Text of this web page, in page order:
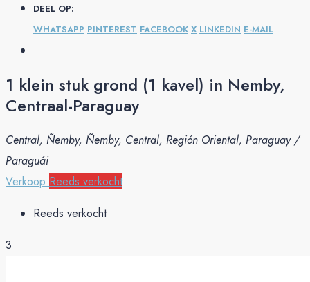
DEEL OP:
WHATSAPP PINTEREST FACEBOOK X LINKEDIN E-MAIL
1 klein stuk grond (1 kavel) in Nemby,
Centraal-Paraguay
Central, Ñemby, Ñemby, Central, Región Oriental, Paraguay /
Paraguái
Verkoop Reeds verkocht
Reeds verkocht
3